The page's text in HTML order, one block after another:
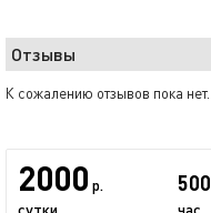
Отзывы
К сожалению отзывов пока нет.
2000 р.
сутки
500
час